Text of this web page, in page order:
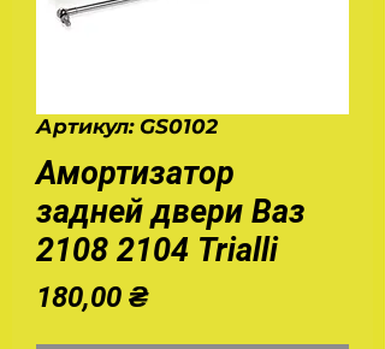
Артикул: GS0102
Амортизатор
задней двери Ваз
2108 2104 Trialli
180,00 ₴Ціна